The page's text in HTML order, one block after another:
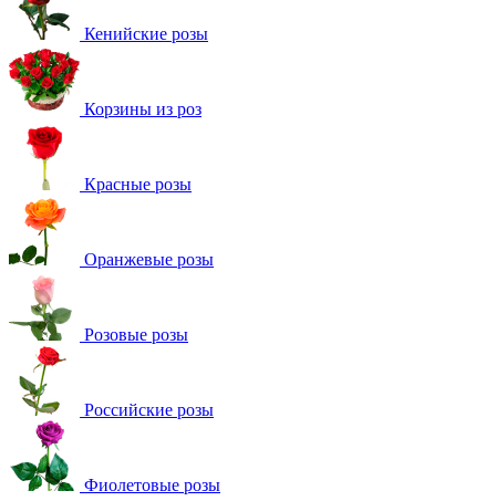
Кенийские розы
Корзины из роз
Красные розы
Оранжевые розы
Розовые розы
Российские розы
Фиолетовые розы